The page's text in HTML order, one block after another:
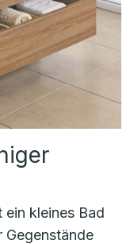
ein kleines Bad